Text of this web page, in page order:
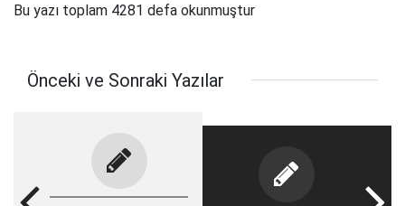
Bu yazı toplam 4281 defa okunmuştur
Önceki ve Sonraki Yazılar